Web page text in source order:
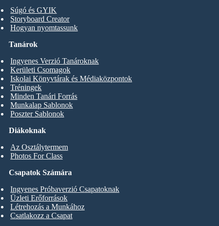
Súgó és GYIK
Storyboard Creator
Hogyan nyomtassunk
Diákoknak
Az Osztálytermem
Photos For Class
Tanárok
Ingyenes Verzió Tanároknak
Kerületi Csomagok
Iskolai Könyvtárak és Médiaközpontok
Tréningek
Minden Tanári Forrás
Munkalap Sablonok
Poszter Sablonok
Csapatok Számára
Ingyenes Próbaverzió Csapatoknak
Üzleti Erőforrások
Létrehozás a Munkához
Csatlakozz a Csapat